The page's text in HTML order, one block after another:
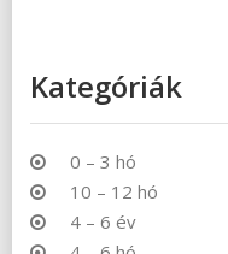
Kategóriák
0 – 3 hó
10 – 12 hó
4 – 6 év